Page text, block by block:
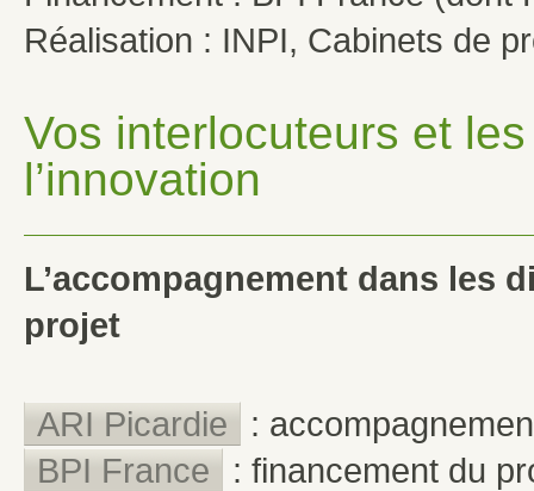
Réalisation : INPI, Cabinets de
Vos interlocuteurs et
l’innovation
L’accompagnement dans les
projet
ARI Picardie
:
BPI France
: financement du